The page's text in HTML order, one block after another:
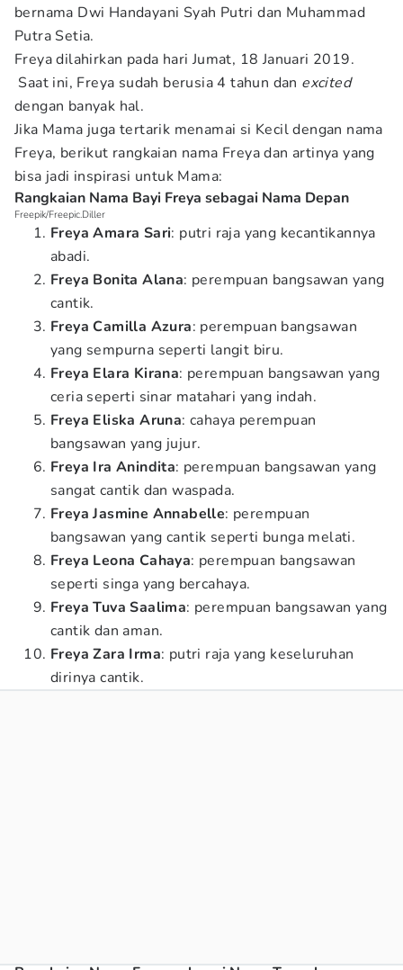
bernama Dwi Handayani Syah Putri dan Muhammad
Putra Setia.
Freya dilahirkan pada hari Jumat, 18 Januari 2019.
Saat ini, Freya sudah berusia 4 tahun dan excited
dengan banyak hal.
Jika Mama juga tertarik menamai si Kecil dengan nama
Freya, berikut rangkaian nama Freya dan artinya yang
bisa jadi inspirasi untuk Mama:
Rangkaian Nama Bayi Freya sebagai Nama Depan
Freepik/Freepic.Diller
Freya Amara Sari: putri raja yang kecantikannya
abadi.
Freya Bonita Alana: perempuan bangsawan yang
cantik.
Freya Camilla Azura: perempuan bangsawan
yang sempurna seperti langit biru.
Freya Elara Kirana: perempuan bangsawan yang
ceria seperti sinar matahari yang indah.
Freya Eliska Aruna: cahaya perempuan
bangsawan yang jujur.
Freya Ira Anindita: perempuan bangsawan yang
sangat cantik dan waspada.
Freya Jasmine Annabelle: perempuan
bangsawan yang cantik seperti bunga melati.
Freya Leona Cahaya: perempuan bangsawan
seperti singa yang bercahaya.
Freya Tuva Saalima: perempuan bangsawan yang
cantik dan aman.
Freya Zara Irma: putri raja yang keseluruhan
dirinya cantik.